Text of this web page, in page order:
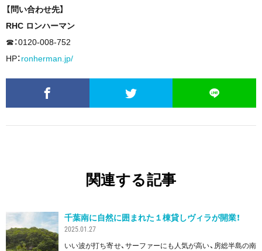
【問い合わせ先】
RHC ロンハーマン
☎︎：0120-008-752
HP：ronherman.jp/
関連する記事
千葉南に自然に囲まれた１棟貸しヴィラが開業！
2025.01.27
いい波が打ち寄せ、サーファーにも人気が高い、房総半島の南